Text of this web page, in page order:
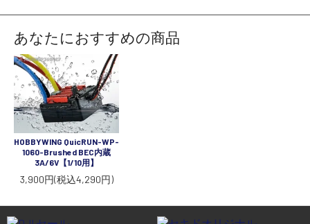
コーポレートサイト
SEKIDO 会社概要
あなたにおすすめの商品
HOBBYWING QuicRUN-WP-
1060-Brushed BEC内蔵
3A/6V【1/10用】
3,900円(税込4,290円)